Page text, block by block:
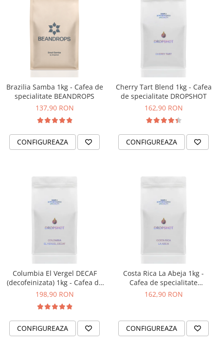
Ceramica
Cinoart
Circular&Co. ⚡ NEW
Compak
Dr. Coffee
Everpure
Fiorenzato
Forever
Hard Beans Coffee Roasters
Brazilia Samba 1kg - Cafea de
specialitate BEANDROPS
137,90 RON
CONFIGUREAZA
Cherry Tart Blend 1kg - Cafea
de specialitate DROPSHOT
162,90 RON
CONFIGUREAZA
Columbia El Vergel DECAF
(decofeinizata) 1kg - Cafea de
specialitate DROPSHOT
198,90 RON
CONFIGUREAZA
Costa Rica La Abeja 1kg -
Cafea de specialitate
DROPSHOT
162,90 RON
CONFIGUREAZA